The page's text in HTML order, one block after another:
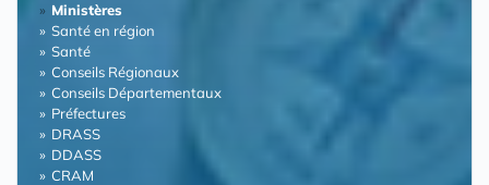
Ministères
Santé en région
Santé
Conseils Régionaux
Conseils Départementaux
Préfectures
DRASS
DDASS
CRAM